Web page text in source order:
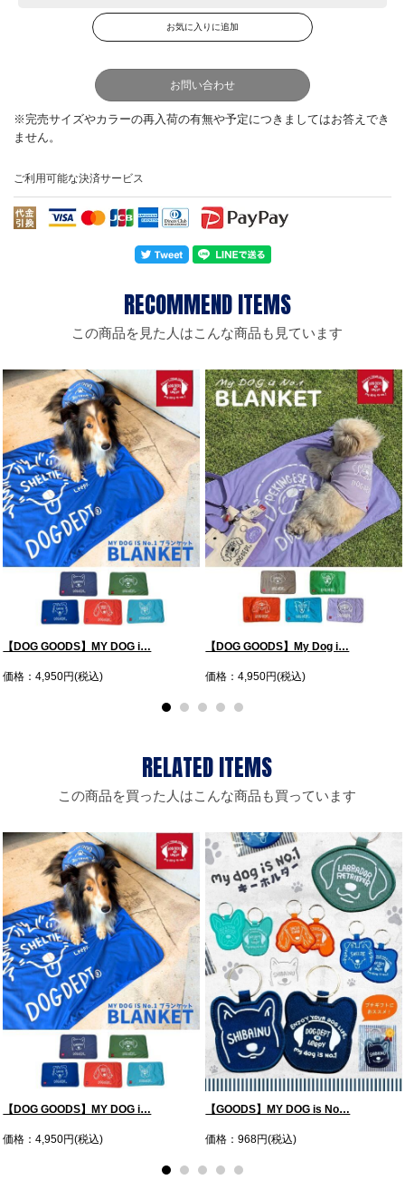
お問い合わせ
ご利用可能な決済サービス
この商品を見た人はこんな商品も見ています
【DOG GOODS】MY DOG i…
価格：4,950円(税込)
【DOG GOODS】My Dog i…
価格：4,950円(税込)
この商品を買った人はこんな商品も買っています
【DOG GOODS】MY DOG i…
価格：4,950円(税込)
【GOODS】MY DOG is No…
価格：968円(税込)